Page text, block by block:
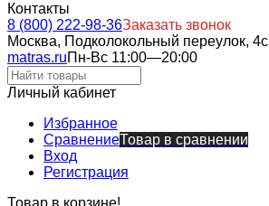
Контакты
8 (800) 222-98-36Заказать звонок
Москва, Подколокольный переулок,
matras.ruПн-Вс 11:00—20:00
Личный кабинет
Избранное
СравнениеТовар в сравнении
Вход
Регистрация